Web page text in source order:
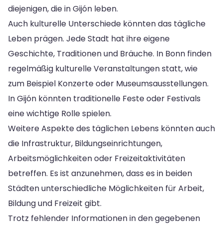
diejenigen, die in Gijón leben.
Auch kulturelle Unterschiede könnten das tägliche
Leben prägen. Jede Stadt hat ihre eigene
Geschichte, Traditionen und Bräuche. In Bonn finden
regelmäßig kulturelle Veranstaltungen statt, wie
zum Beispiel Konzerte oder Museumsausstellungen.
In Gijón könnten traditionelle Feste oder Festivals
eine wichtige Rolle spielen.
Weitere Aspekte des täglichen Lebens könnten auch
die Infrastruktur, Bildungseinrichtungen,
Arbeitsmöglichkeiten oder Freizeitaktivitäten
betreffen. Es ist anzunehmen, dass es in beiden
Städten unterschiedliche Möglichkeiten für Arbeit,
Bildung und Freizeit gibt.
Trotz fehlender Informationen in den gegebenen